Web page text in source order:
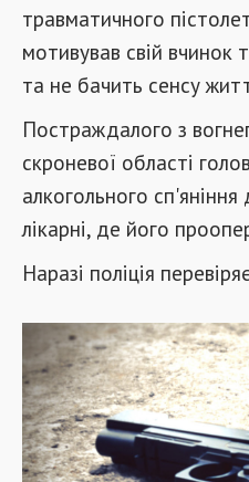
травматичного
мотивував свій
та не бачить сенсу
Постраждалого з
скроневої області
алкогольного
лікарні, де його
Наразі поліція